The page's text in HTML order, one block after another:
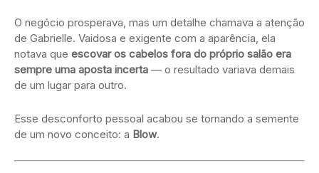
O negócio prosperava, mas um detalhe chamava a atenção
de Gabrielle. Vaidosa e exigente com a aparência, ela
notava que escovar os cabelos fora do próprio salão era
sempre uma aposta incerta — o resultado variava demais
de um lugar para outro.
Esse desconforto pessoal acabou se tornando a semente
de um novo conceito: a Blow.